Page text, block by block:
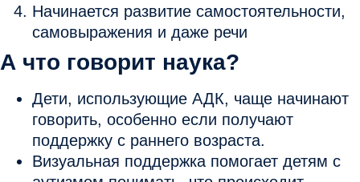
Начинается развитие самостоятельности,
самовыражения и даже речи
А что говорит наука?
Дети, использующие АДК, чаще начинают
говорить, особенно если получают
поддержку с раннего возраста.
Визуальная поддержка помогает детям с